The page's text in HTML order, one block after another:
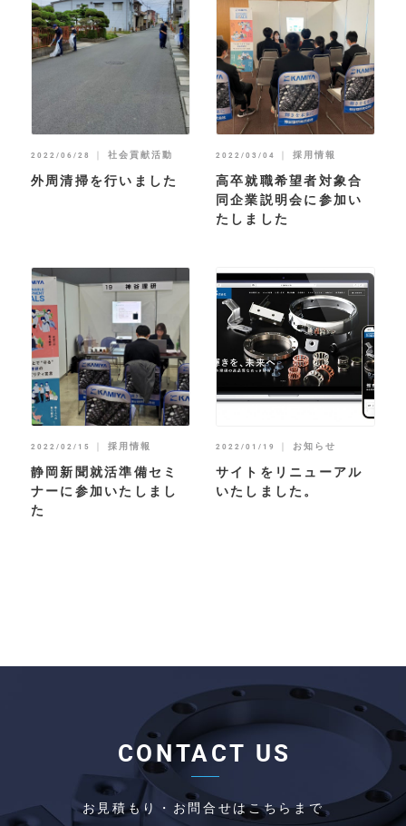
2022/06/28 ｜ 社会貢献活動
外周清掃を行いました
2022/03/04 ｜ 採用情報
高卒就職希望者対象合
同企業説明会に参加い
たしました
2022/02/15 ｜ 採用情報
静岡新聞就活準備セミ
ナーに参加いたしまし
た
2022/01/19 ｜ お知らせ
サイトをリニューアル
いたしました。
CONTACT US
お見積もり・お問合せはこちらまで